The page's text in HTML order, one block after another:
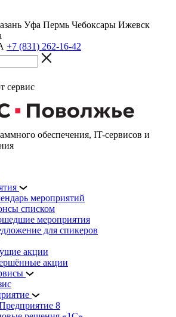
Уфа Пермь Чебоксары Ижевск
+7 (831) 262-16-42
сервис
обеспечения, IT-сервисов и
мероприятий
списком
мероприятия
для спикеров
акции
акции
8